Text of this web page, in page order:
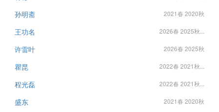
孙明斋 2021春 2020秋
王功名 2026春 2025秋...
许雷叶 2026春 2025秋
瞿昆 2022春 2021秋...
程光磊 2022春 2021秋...
盛东 2021春 2020秋